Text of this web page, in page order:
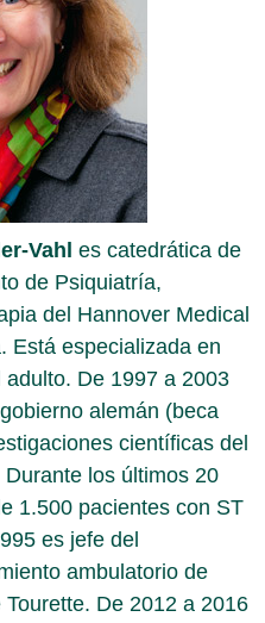
Vahl es catedrática de
de Psiquiatría,
del Hannover Medical
Está especializada en
De 1997 a 2003
alemán (beca
científicas del
los últimos 20
1.500 pacientes con ST
es jefe del
ambulatorio de
De 2012 a 2016